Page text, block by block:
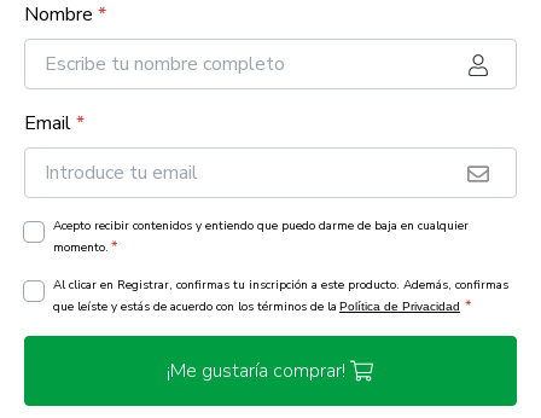
Nombre *
Email*
Acepto recibir contenidos y entiendo que puedo darme de baja en cualquier
momento. *
Al clicar en Registrar, confirmas tu inscripción a este producto. Además, confirmas
que leíste y estás de acuerdo con los términos de la Política de Privacidad *
¡Me gustaría comprar!